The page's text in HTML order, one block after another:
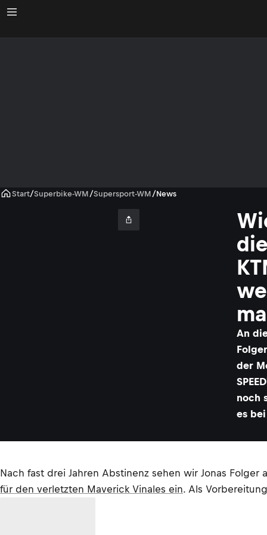
Start/Superbike-WM /Supersport-WM /News
An
der
noch
es
Nach fast drei Jahren Abstinenz sehen wir Jonas
für den verletzten Maverick Vinales ein. Als